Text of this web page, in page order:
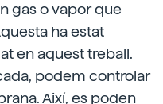
gas o vapor que
ha estat
en aquest treball.
podem controlar
Així, es poden